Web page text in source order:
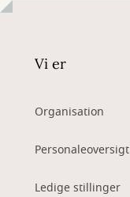
Vi er
Organisation
Personaleoversigt
Ledige stillinger